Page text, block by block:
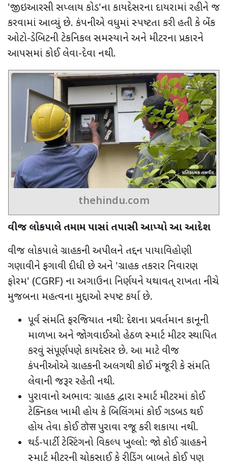
'જીઇઆરસી સપ્લાય કોડ'ના કાયદેસરના દાયરામાં રહીને જ
કરવામાં આવ્યું છે. કંપનીએ વધુમાં સ્પષ્ટતા કરી હતી કે બેંક
ઓટો-ડેબિટની ટેકનિકલ સમસ્યાને અને મીટરના પ્રકારને
આપસમાં કોઈ લેવા-દેવા નથી.
thehindu.com
વીજ લોકપાલે તમામ પાસાં તપાસી આપ્યો આ આદેશ
વીજ લોકપાલે ગ્રાહકની અપીલને તદ્દન પાયાવિહોણી
ગણાવીને ફગાવી દીધી છે અને 'ગ્રાહક તકરાર નિવારણ
ફોરમ' (CGRF) ના અગાઉના નિર્ણયને યથાવત્ રાખતા નીચે
મુજબના મહત્વના મુદ્દાઓ સ્પષ્ટ કર્યા છે.
પૂર્વ સંમતિ ફરજિયાત નથી: દેશના પ્રવર્તમાન કાનૂની
માળખા અને જોગવાઈઓ હેઠળ સ્માર્ટ મીટર સ્થાપિત
કરવું સંપૂર્ણપણે કાયદેસર છે. આ માટે વીજ
કંપનીઓએ ગ્રાહકની અલગથી કોઈ મંજૂરી કે સંમતિ
લેવાની જરૂર રહેતી નથી.
પુરાવાનો અભાવ: ગ્રાહક દ્વારા સ્માર્ટ મીટરમાં કોઈ
ટેક્નિકલ ખામી હોય કે બિલિંગમાં કોઈ ગડબડ થઈ
હોય તેવા કોઈठोसપુરાવા રજૂ કરી શકાયા નથી.
થર્ડ-પાર્ટી ટેસ્ટિંગનો વિકલ્પ ખુલ્લો: જો કોઈ ગ્રાહકને
સ્માર્ટ મીટરની ચોકસાઈ કે રીડિંગ બાબતે કોઈ પણ